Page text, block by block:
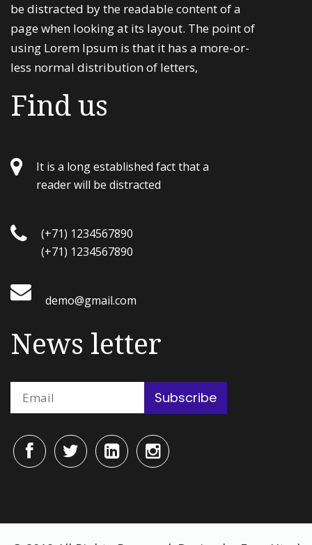
be distracted by the readable content of a
page when looking at its layout. The point of
using Lorem Ipsum is that it has a more-or-
less normal distribution of letters,
Find us
It is a long established fact that a
reader will be distracted
(+71) 1234567890
(+71) 1234567890
demo@gmail.com
News letter
Subscribe